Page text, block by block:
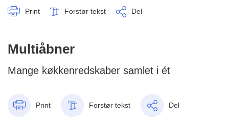
Print Forstør tekst Del
Multiåbner
Mange køkkenredskaber samlet i ét
Print Forstør tekst Del